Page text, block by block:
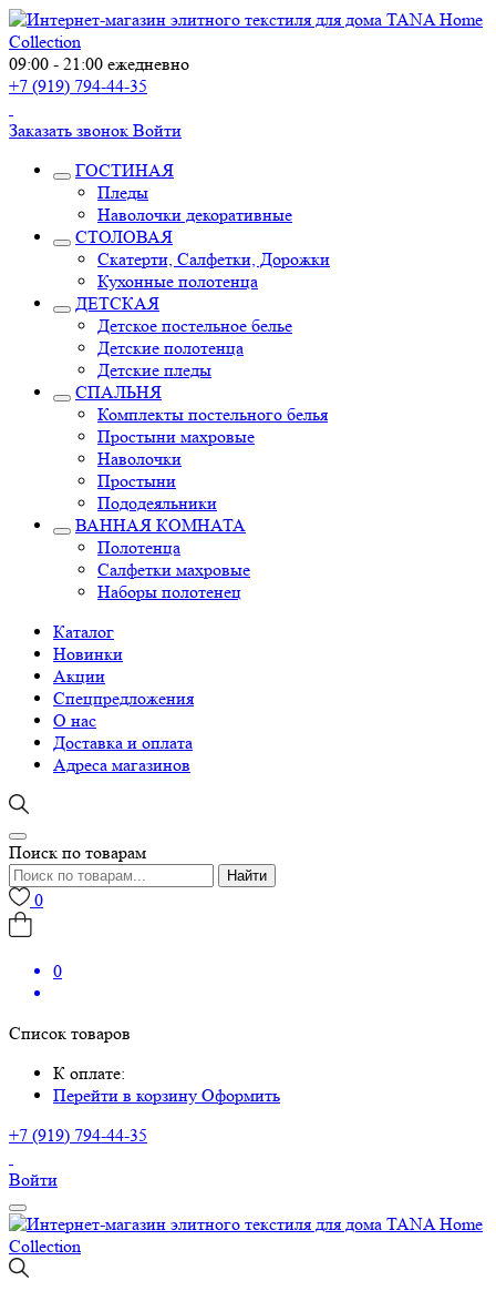
09:00 - 21:00 ежедневно
+7 (919) 794-44-35
Заказать звонок Войти
ГОСТИНАЯ
Пледы
Наволочки декоративные
СТОЛОВАЯ
Скатерти, Салфетки, Дорожки
Кухонные полотенца
ДЕТСКАЯ
Детское постельное белье
Детские полотенца
Детские пледы
СПАЛЬНЯ
Комплекты постельного белья
Простыни махровые
Наволочки
Простыни
Пододеяльники
ВАННАЯ КОМНАТА
Полотенца
Салфетки махровые
Наборы полотенец
Каталог
Новинки
Акции
Спецпредложения
О нас
Доставка и оплата
Адреса магазинов
Поиск по товарам
Найти
0
0
Список товаров
К оплате:
Перейти в корзину Оформить
+7 (919) 794-44-35
Войти